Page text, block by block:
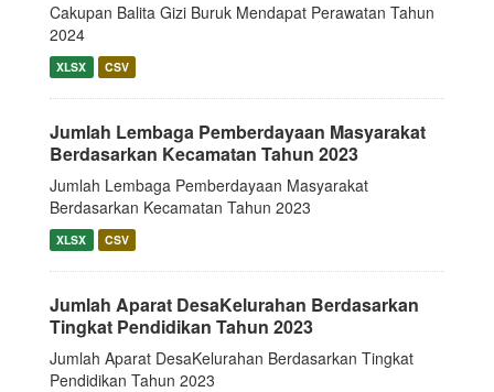
Cakupan Balita Gizi Buruk Mendapat Perawatan Tahun
2024
XLSX CSV
Jumlah Lembaga Pemberdayaan Masyarakat
Berdasarkan Kecamatan Tahun 2023
Jumlah Lembaga Pemberdayaan Masyarakat
Berdasarkan Kecamatan Tahun 2023
XLSX CSV
Jumlah Aparat DesaKelurahan Berdasarkan
Tingkat Pendidikan Tahun 2023
Jumlah Aparat DesaKelurahan Berdasarkan Tingkat
Pendidikan Tahun 2023